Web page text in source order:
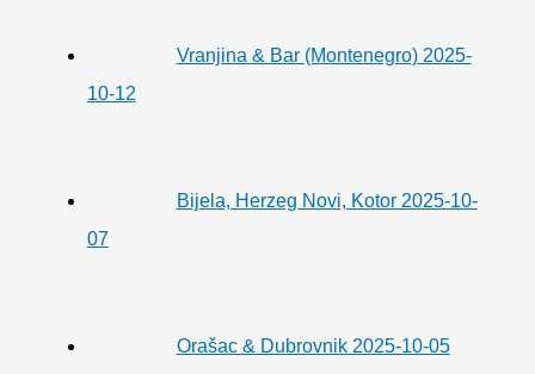
Vranjina & Bar (Montenegro) 2025-
10-12
Bijela, Herzeg Novi, Kotor 2025-10-
07
Orašac & Dubrovnik 2025-10-05